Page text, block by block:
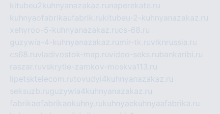
kitubeu2kuhnyanazakaz.ru naperekate.ru
kuhnyaofabrikaufabrik.rukitubeu-2-kuhnyanazakaz.ru
xehyroo-5-kuhnyanazakaz.rucs-68.ru
guzywia-4-kuhnyanazakaz.ru mir-tk.ruvlknrussia.ru
cs68.ruvladivostok-map.ruvideo-seks.rubankaribi.ru
raszar.ruvskrytie-zamkov-moskva113.ru
lipetsktelecom.rutovudyi4kuhnyanazakaz.ru
seksuzb.ruguzywia4kuhnyanazakaz.ru
fabrikaofabrikaokuhny.rukuhnyaekuhnyaafabrika.ru